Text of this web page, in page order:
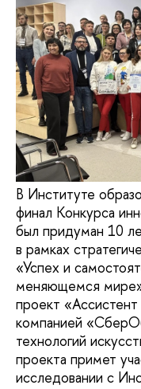
В Институте
финал Конкурса
был придуман 10
в рамках
«Успех и
меняющемся
проект «Ассистент
компанией
технологий
проекта примет
исследовании с